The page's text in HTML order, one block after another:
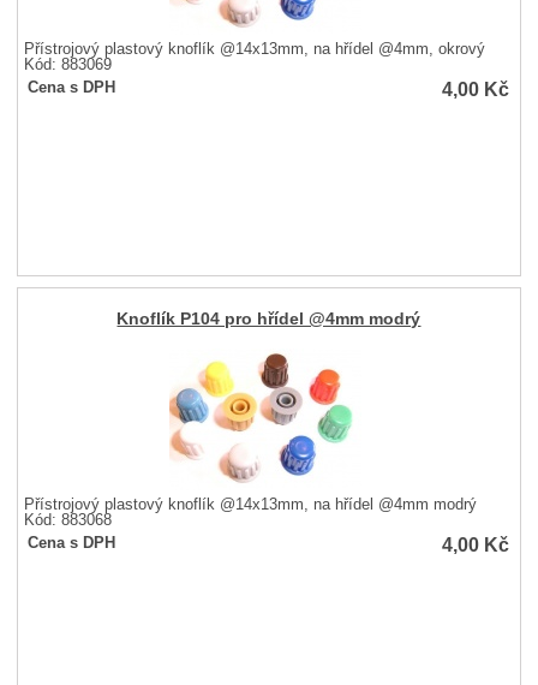
Přístrojový plastový knoflík @14x13mm, na hřídel @4mm, okrový
Kód: 883069
Cena s DPH
4,00 Kč
Knoflík P104 pro hřídel @4mm modrý
Přístrojový plastový knoflík @14x13mm, na hřídel @4mm modrý
Kód: 883068
Cena s DPH
4,00 Kč